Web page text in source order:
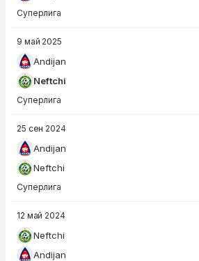
Суперлига
9 май 2025
Andijan
Neftchi
Суперлига
25 сен 2024
Andijan
Neftchi
Суперлига
12 май 2024
Neftchi
Andijan